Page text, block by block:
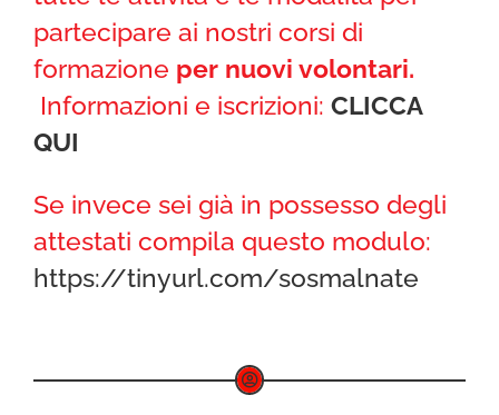
partecipare ai nostri corsi di
formazione per nuovi volontari.
Informazioni e iscrizioni: CLICCA
QUI
Se invece sei già in possesso degli
attestati compila questo modulo:
https://tinyurl.com/sosmalnate